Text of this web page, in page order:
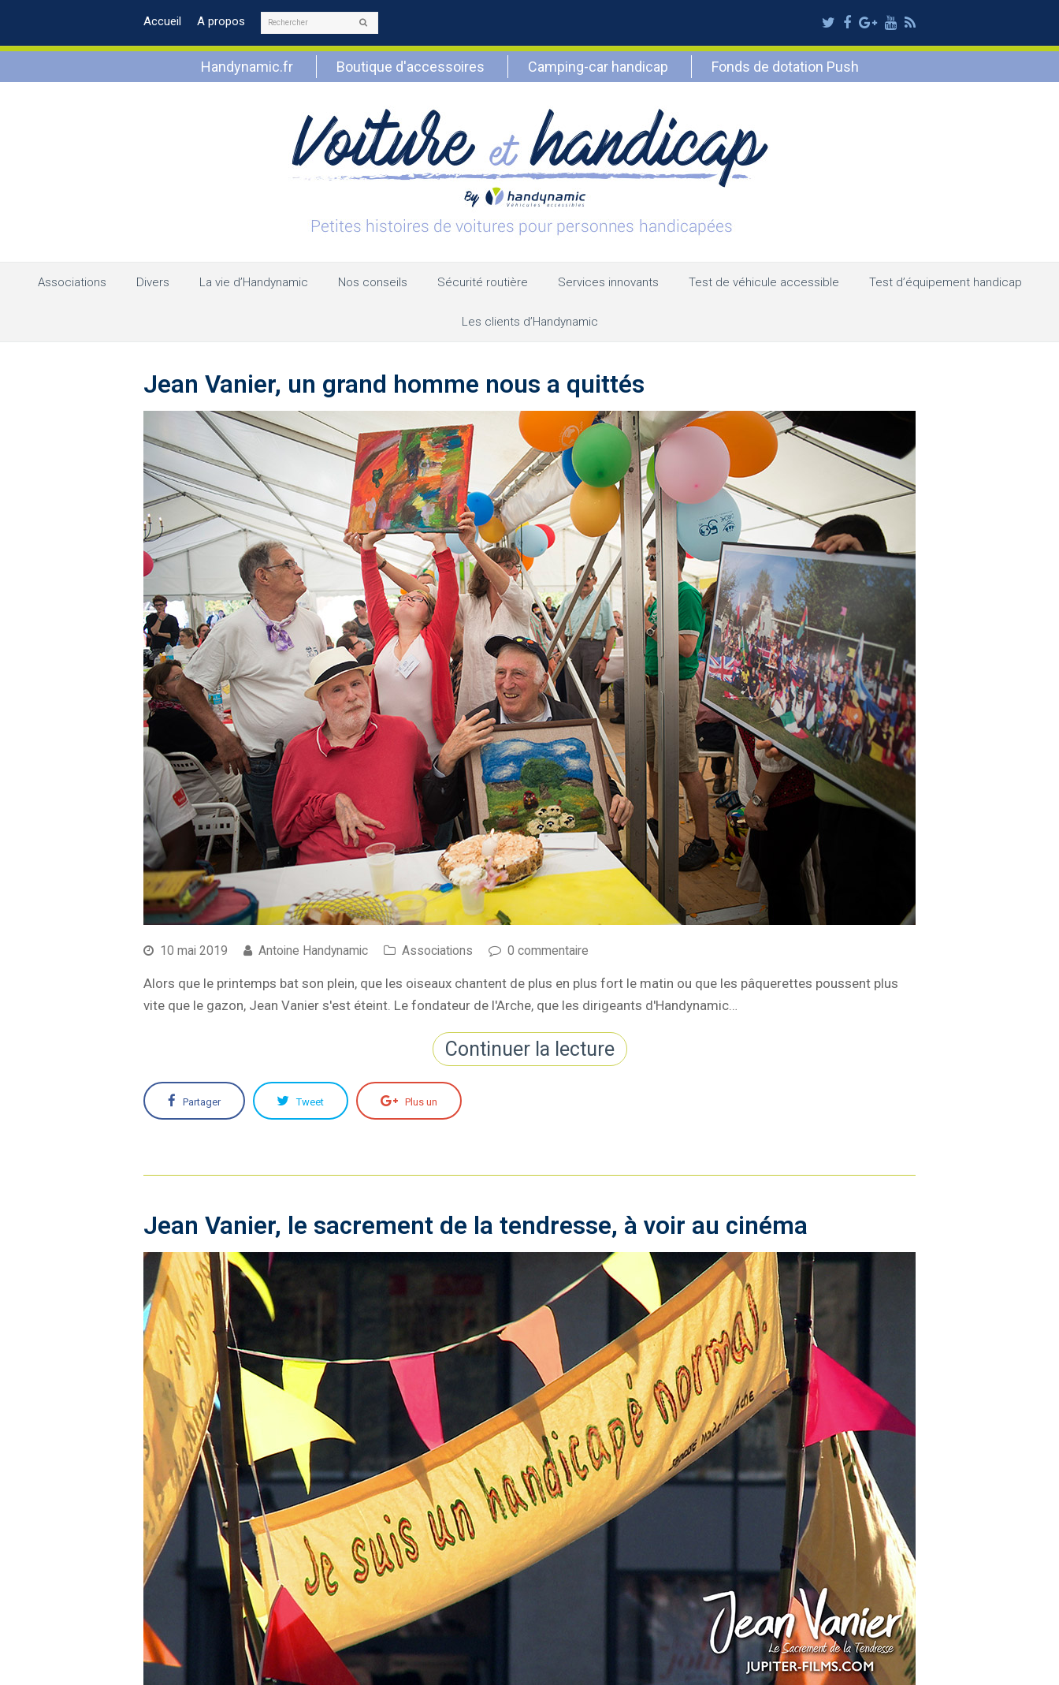
Accueil A propos Rechercher Twitter
Facebook
Google
Plus
Youtube
RSS
Handynamic.fr Boutique d'accessoires Camping-car handicap Fonds de dotation Push
Associations Divers La vie d’Handynamic Nos conseils Sécurité routière Services innovants Test de véhicule accessible Test d’équipement handicap
Les clients d’Handynamic
Jean Vanier, un grand homme nous a quittés
10 mai 2019 Antoine Handynamic Associations 0 commentaire
Alors que le printemps bat son plein, que les oiseaux chantent de plus en plus fort le matin ou que les pâquerettes poussent plus
vite que le gazon, Jean Vanier s'est éteint. Le fondateur de l'Arche, que les dirigeants d'Handynamic…
Continuer la lecture
Partager Tweet Plus un
Jean Vanier, le sacrement de la tendresse, à voir au cinéma